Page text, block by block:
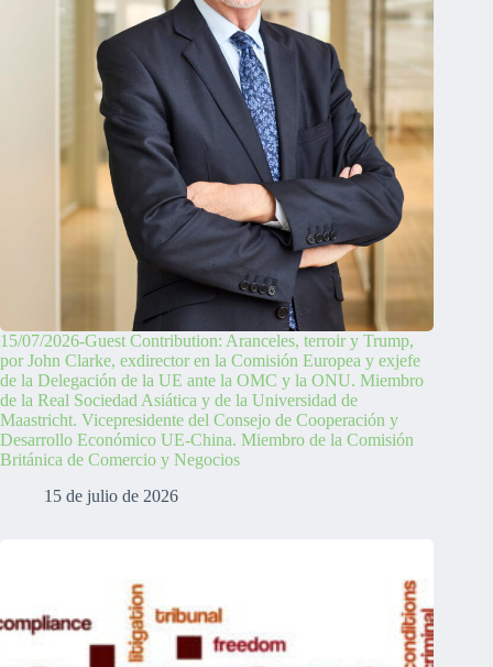
15/07/2026-Guest Contribution: Aranceles, terroir y Trump,
por John Clarke, exdirector en la Comisión Europea y exjefe
de la Delegación de la UE ante la OMC y la ONU. Miembro
de la Real Sociedad Asiática y de la Universidad de
Maastricht. Vicepresidente del Consejo de Cooperación y
Desarrollo Económico UE-China. Miembro de la Comisión
Británica de Comercio y Negocios
15 de julio de 2026